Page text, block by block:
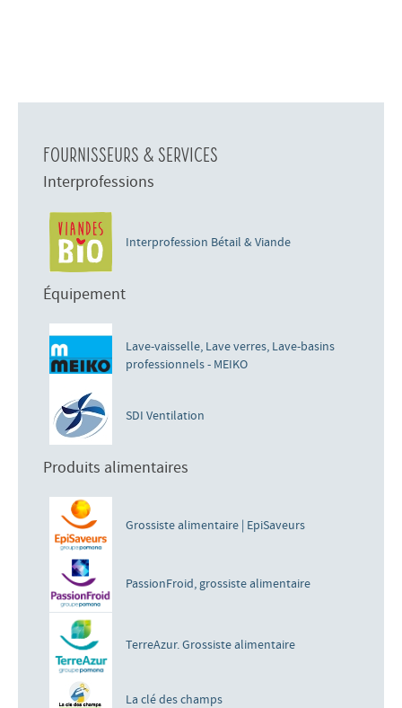
Fournisseurs & services
Interprofessions
Interprofession Bétail & Viande
Équipement
Lave-vaisselle, Lave verres, Lave-basins
professionnels - MEIKO
SDI Ventilation
Produits alimentaires
Grossiste alimentaire | EpiSaveurs
PassionFroid, grossiste alimentaire
TerreAzur. Grossiste alimentaire
La clé des champs